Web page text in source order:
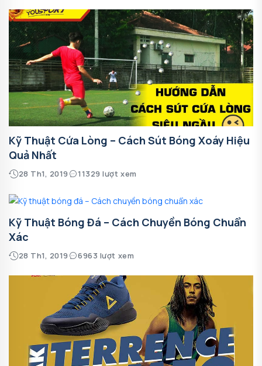
Kỹ Thuật Cứa Lòng – Cách Sút Bóng Xoáy Hiệu
Quả Nhất
28 Th1, 2019 11329 lượt xem
Kỹ Thuật Bóng Đá – Cách Chuyền Bóng Chuẩn
Xác
28 Th1, 2019 6963 lượt xem